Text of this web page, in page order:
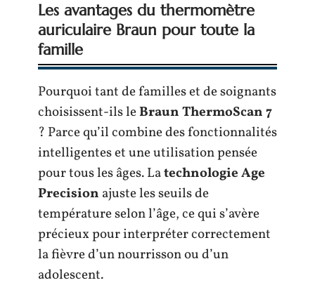
Les avantages du thermomètre
auriculaire Braun pour toute la
famille
Pourquoi tant de familles et de soignants
choisissent-ils leBraun ThermoScan 7
? Parce qu’il combine des fonctionnalités
intelligentes et une utilisation pensée
pour tous les âges. Latechnologie Age
Precision ajuste les seuils de
température selon l’âge, ce qui s’avère
précieux pour interpréter correctement
la fièvre d’un nourrisson ou d’un
adolescent.